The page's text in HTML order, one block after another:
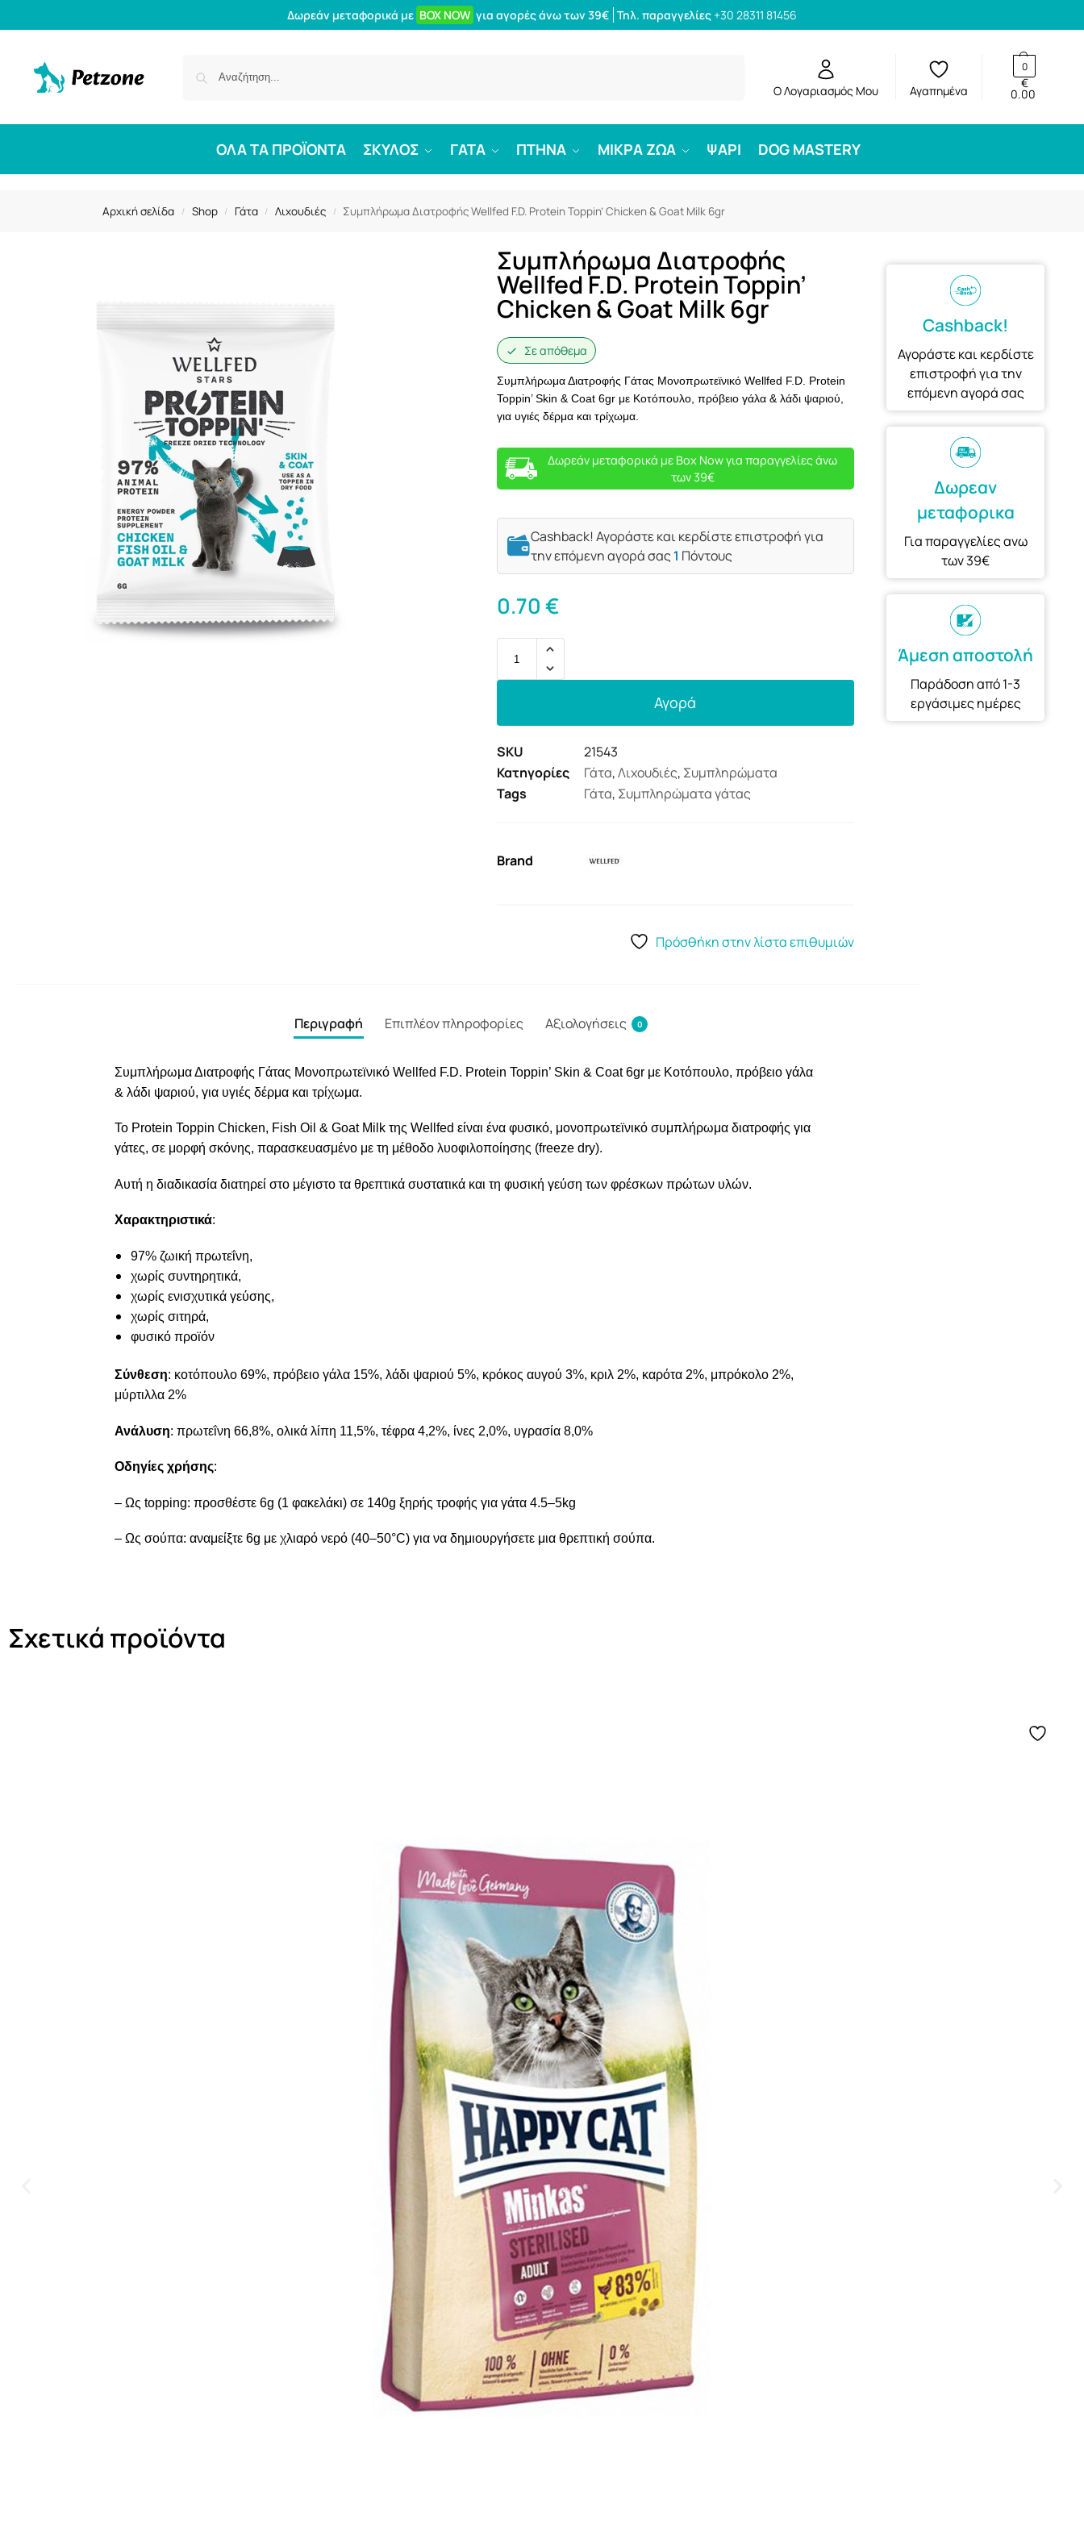
Δωρεάν μεταφορικά με BOX NOW για αγορές άνω των 39€ Τηλ. παραγγελίες +30 28311 81456
Ο Λογαριασμός Μου Αγαπημένα 0.00
€
0
ΟΛΑ ΤΑ ΠΡΟΪΟΝΤΑ ΣΚΥΛΟΣ ΓΑΤΑ ΠΤΗΝΑ ΜΙΚΡΑ ΖΩΑ ΨΑΡΙ DOG MASTERY
Αρχική σελίδα / Shop / Γάτα / Λιχουδιές / Συμπλήρωμα Διατροφής Wellfed F.D. Protein Toppin’ Chicken & Goat Milk 6gr
Συμπλήρωμα Διατροφής
Wellfed F.D. Protein Toppin’
Chicken & Goat Milk 6gr
Σε απόθεμα
Συμπλήρωμα Διατροφής Γάτας Μονοπρωτεϊνικό Wellfed F.D. Protein
Toppin’ Skin & Coat 6gr με Κοτόπουλο, πρόβειο γάλα & λάδι ψαριού,
για υγιές δέρμα και τρίχωμα.
Δωρεάν μεταφορικά με Box Now για παραγγελίες άνω
των 39€
Cashback! Αγοράστε και κερδίστε επιστροφή για
την επόμενη αγορά σας1 Πόντους
0.70€
Αγορά
SKU
21543
Κατηγορίες
Γάτα,Λιχουδιές, Συμπληρώματα
Tags
Γάτα, Συμπληρώματα γάτας
Brand
Πρόσθήκη στην λίστα επιθυμιών
Cashback!
Αγοράστε και κερδίστε
επιστροφή για την
επόμενη αγορά σας
Δωρεαν
μεταφορικα
Για παραγγελίες ανω
των 39€
Άμεση αποστολή
Παράδοση από 1-3
εργάσιμες ημέρες
Περιγραφή Επιπλέον πληροφορίες Αξιολογήσεις 0
Συμπλήρωμα Διατροφής Γάτας Μονοπρωτεϊνικό Wellfed F.D. Protein Toppin’ Skin & Coat 6gr με Κοτόπουλο, πρόβειο γάλα
& λάδι ψαριού, για υγιές δέρμα και τρίχωμα.
Το Protein Toppin Chicken, Fish Oil & Goat Milk της Wellfed είναι ένα φυσικό, μονοπρωτεϊνικό συμπλήρωμα διατροφής για
γάτες, σε μορφή σκόνης, παρασκευασμένο με τη μέθοδο λυοφιλοποίησης (freeze dry).
Αυτή η διαδικασία διατηρεί στο μέγιστο τα θρεπτικά συστατικά και τη φυσική γεύση των φρέσκων πρώτων υλών.
Χαρακτηριστικά:
97% ζωική πρωτεΐνη,
χωρίς συντηρητικά,
χωρίς ενισχυτικά γεύσης,
χωρίς σιτηρά,
φυσικό προϊόν
Σύνθεση: κοτόπουλο 69%, πρόβειο γάλα 15%, λάδι ψαριού 5%, κρόκος αυγού 3%, κριλ 2%, καρότα 2%, μπρόκολο 2%,
μύρτιλλα 2%
Ανάλυση: πρωτεΐνη 66,8%, ολικά λίπη 11,5%, τέφρα 4,2%, ίνες 2,0%, υγρασία 8,0%
Οδηγίες χρήσης:
– Ως topping: προσθέστε 6g (1 φακελάκι) σε 140g ξηρής τροφής για γάτα 4.5–5kg
– Ως σούπα: αναμείξτε 6g με χλιαρό νερό (40–50°C) για να δημιουργήσετε μια θρεπτική σούπα.
Σχετικά προϊόντα